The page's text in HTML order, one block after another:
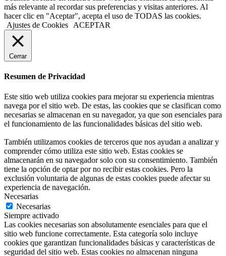
más relevante al recordar sus preferencias y visitas anteriores. Al
hacer clic en "Aceptar", acepta el uso de TODAS las cookies.
Ajustes de Cookies
ACEPTAR
Cerrar
Resumen de Privacidad
Este sitio web utiliza cookies para mejorar su experiencia mientras
navega por el sitio web. De estas, las cookies que se clasifican como
necesarias se almacenan en su navegador, ya que son esenciales para
el funcionamiento de las funcionalidades básicas del sitio web.
También utilizamos cookies de terceros que nos ayudan a analizar y
comprender cómo utiliza este sitio web. Estas cookies se
almacenarán en su navegador solo con su consentimiento. También
tiene la opción de optar por no recibir estas cookies. Pero la
exclusión voluntaria de algunas de estas cookies puede afectar su
experiencia de navegación.
Necesarias
Necesarias
Siempre activado
Las cookies necesarias son absolutamente esenciales para que el
sitio web funcione correctamente. Esta categoría solo incluye
cookies que garantizan funcionalidades básicas y características de
seguridad del sitio web. Estas cookies no almacenan ninguna